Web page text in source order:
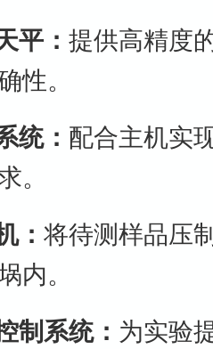
平：提供高精度
性。
统： 配合主机实
。
：将待测样品压
内。
制系统： 为实验